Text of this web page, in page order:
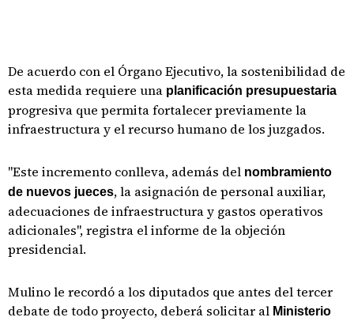
De acuerdo con el Órgano Ejecutivo, la sostenibilidad de
esta medida requiere una planificación presupuestaria
progresiva que permita fortalecer previamente la
infraestructura y el recurso humano de los juzgados.
"Este incremento conlleva, además del nombramiento
de nuevos jueces, la asignación de personal auxiliar,
adecuaciones de infraestructura y gastos operativos
adicionales", registra el informe de la objeción
presidencial.
Mulino le recordó a los diputados que antes del tercer
debate de todo proyecto, deberá solicitar al Ministerio